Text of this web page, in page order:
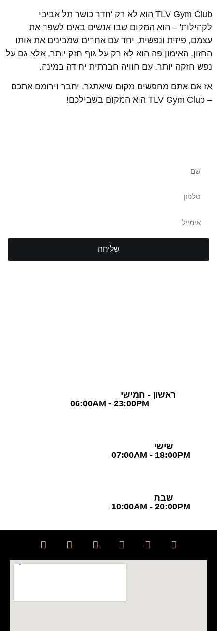
TLV Gym Club הוא לא רק 'חדר כושר תל אביבי
לקהילות' – הוא המקום שבו אנשים באים לשפר את
עצמם, פיזית ונפשית, יחד עם אחרים שמבינים את אותו
החזון. האימון פה הוא לא רק על גוף חזק יותר, אלא גם על
נפש חזקה יותר, עם חוויה חברתית יחידה במינה.
אז אם אתם מחפשים מקום שיאתגר, יחבר וירומם אתכם
– TLV Gym Club הוא המקום בשבילכם!
שליחה
ראשון - חמישי
שישי
07:00AM - 18:00PM
שבת
10:00AM - 20:00PM